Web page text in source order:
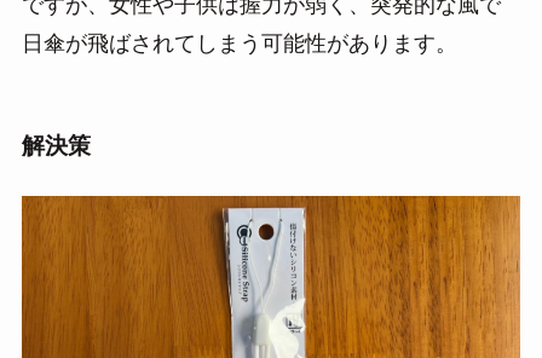
日傘が飛ばされてしまう可能性があります。
解決策